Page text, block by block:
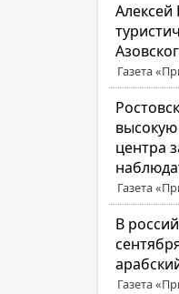
Алексей
Газета
центра
Газета
В
Газета